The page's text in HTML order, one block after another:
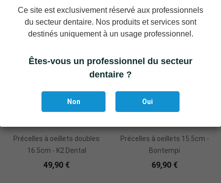
Précelles à oeillets doubles
16.5cm - K2 Dental
49,90 €
Précelles à oeillets 15.5cm -
Bontempi
69,90 €
Ce site est exclusivement réservé aux professionnels
du secteur dentaire. Nos produits et services sont
destinés uniquement à un usage professionnel.
Êtes-vous un professionnel du secteur
dentaire ?
Non Oui